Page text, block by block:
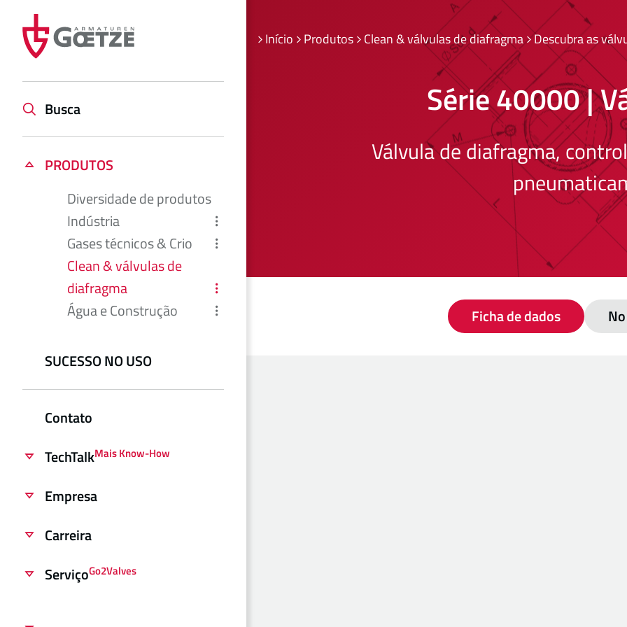
PRODUTOS
Diversidade de produtos
Indústria
Gases técnicos & Crio
Clean & válvulas de
diafragma
Água e Construção
SUCESSO NO USO
Contato
TechTalkMais Know-How
Empresa
Carreira
ServiçoGo2Valves
Busca
Início Produtos Clean & válvulas de diafragma Descubra as
Série 40000 |
Válvula de diafragma,
Ficha de dados